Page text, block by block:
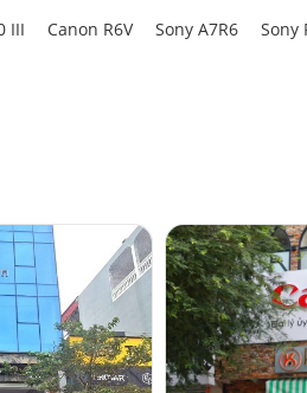
trì độ phơi sáng nhất quán khi thay đổi
nhỏ gọn và hiệu suất quang học sắc
này sở hữu12 thấu kính chia thành 9
hợp lại, các thấu kính này giúp triệt tiêu
III Canon R6V Sony A7R6 Sony